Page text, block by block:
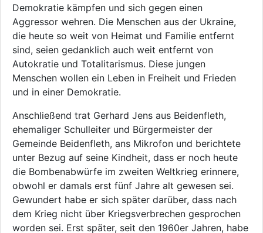
Demokratie kämpfen und sich gegen einen
Aggressor wehren. Die Menschen aus der Ukraine,
die heute so weit von Heimat und Familie entfernt
sind, seien gedanklich auch weit entfernt von
Autokratie und Totalitarismus. Diese jungen
Menschen wollen ein Leben in Freiheit und Frieden
und in einer Demokratie.
Anschließend trat Gerhard Jens aus Beidenfleth,
ehemaliger Schulleiter und Bürgermeister der
Gemeinde Beidenfleth, ans Mikrofon und berichtete
unter Bezug auf seine Kindheit, dass er noch heute
die Bombenabwürfe im zweiten Weltkrieg erinnere,
obwohl er damals erst fünf Jahre alt gewesen sei.
Gewundert habe er sich später darüber, dass nach
dem Krieg nicht über Kriegsverbrechen gesprochen
worden sei. Erst später, seit den 1960er Jahren, habe